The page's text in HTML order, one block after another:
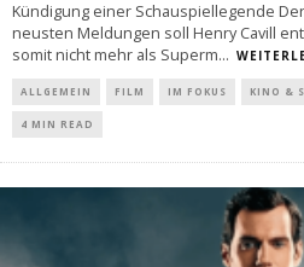
Kündigung einer Schauspiellegende
neusten Meldungen soll Henry Cavill
somit nicht mehr als Superm...
ALLGEMEIN FILM IM FOKUS KINO &
4 MIN READ